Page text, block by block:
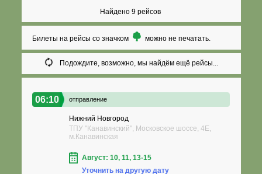
Найдено 9 рейсов
Билеты на рейсы со значком можно не печатать.
Подождите, возможно, мы найдём ещё рейсы...
06:10 отправление
Нижний Новгород
ТПУ "Канавинский", Московское шоссе, 4Е,
м.Канавинская
Август: 10, 11, 13-15
Уточнить на другую дату